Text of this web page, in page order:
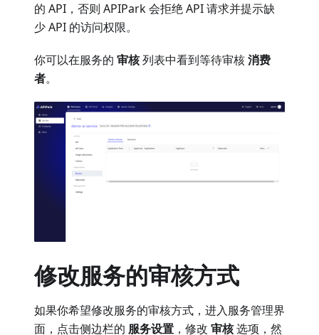
的 API，否则 APIPark 会拒绝 API 请求并提示缺
少 API 的访问权限。
你可以在服务的 审核列表中看到等待审核消费
者。
修改服务的审核方式
如果你希望修改服务的审核方式，进入服务管理界
面，点击侧边栏的 服务设置 ，修改 审核选项，然